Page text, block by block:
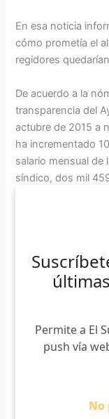
Permite a El
push vía
En esa noticia
cómo prometía el
regidores
De acuerdo a la
transparencia del
actubre de 2015 a
ha incrementado
salario mensual de
síndico, dos mil